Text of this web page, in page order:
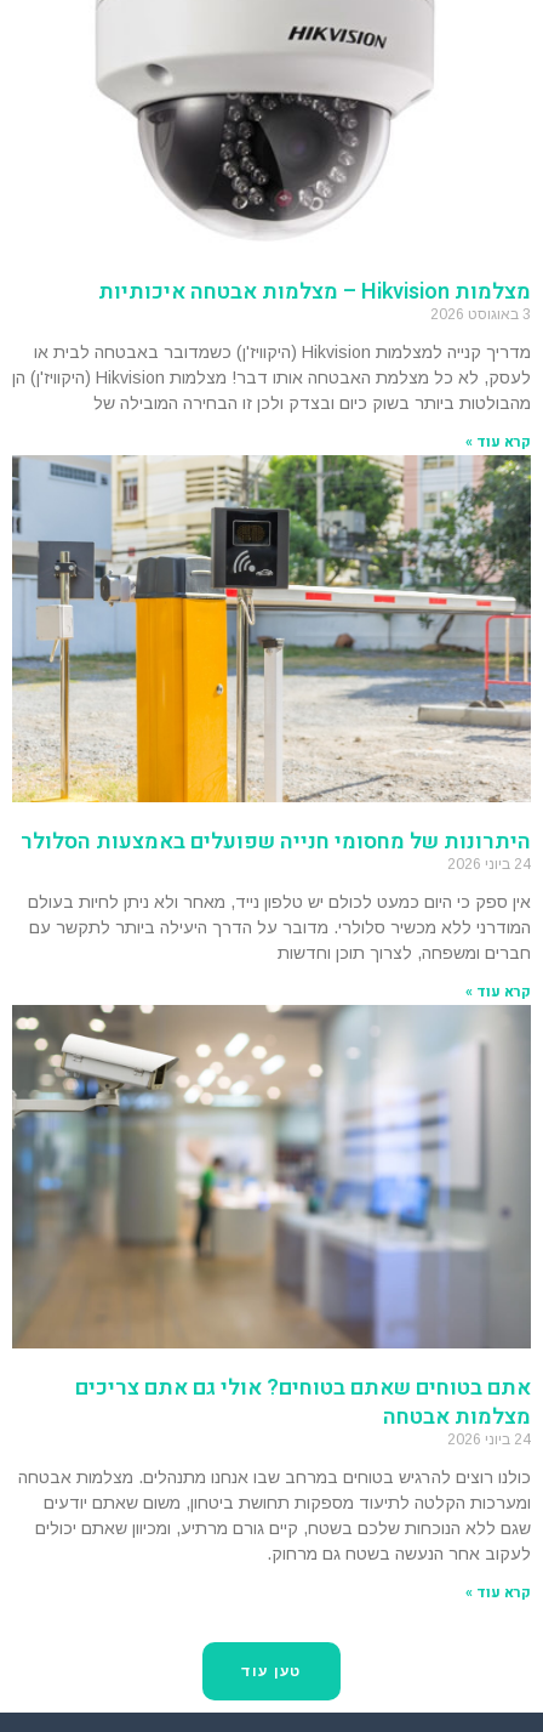
מצלמות Hikvision – מצלמות אבטחה איכותיות
3 באוגוסט 2026
מדריך קנייה למצלמות Hikvision (היקוויז'ן) כשמדובר באבטחה לבית או
לעסק, לא כל מצלמת האבטחה אותו דבר! מצלמות Hikvision (היקוויז'ן) הן
מהבולטות ביותר בשוק כיום ובצדק ולכן זו הבחירה המובילה של
קרא עוד »
היתרונות של מחסומי חנייה שפועלים באמצעות הסלולר
24 ביוני 2026
אין ספק כי היום כמעט לכולם יש טלפון נייד, מאחר ולא ניתן לחיות בעולם
המודרני ללא מכשיר סלולרי. מדובר על הדרך היעילה ביותר לתקשר עם
חברים ומשפחה, לצרוך תוכן וחדשות
קרא עוד »
אתם בטוחים שאתם בטוחים? אולי גם אתם צריכים
מצלמות אבטחה
24 ביוני 2026
כולנו רוצים להרגיש בטוחים במרחב שבו אנחנו מתנהלים. מצלמות אבטחה
ומערכות הקלטה לתיעוד מספקות תחושת ביטחון, משום שאתם יודעים
שגם ללא הנוכחות שלכם בשטח, קיים גורם מרתיע, ומכיוון שאתם יכולים
לעקוב אחר הנעשה בשטח גם מרחוק.
קרא עוד »
טען עוד